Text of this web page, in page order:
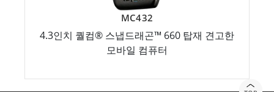
MC432
4.3인치 퀄컴® 스냅드래곤™ 660 탑재 견고한
모바일 컴퓨터